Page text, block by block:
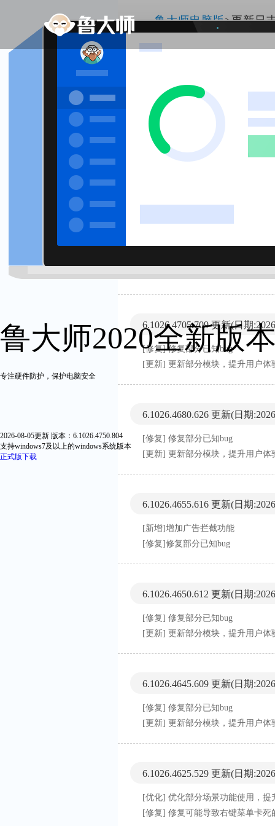
鲁大师2020全新版
专注硬件防护，保护电脑安全
2026-08-05更新 版本：6.1026.4750.804
支持windows7及以上的windows系统版本
正式版下载
鲁大师电脑版>更新日
[更新] 更新部分模块，提升用户体
6.1026.4730.728 更新
6.1026.4705.709 更新(日期
[修复] 修复部分已知bug
[更新] 更新部分模块，提升用户体
6.1026.4680.626 更新(日期
[修复] 修复部分已知bug
[更新] 更新部分模块，提升用户体
6.1026.4655.616 更新(日期
[新增]增加广告拦截功能
[修复]修复部分已知bug
6.1026.4650.612 更新(日期
[修复] 修复部分已知bug
[更新] 更新部分模块，提升用户体
6.1026.4645.609 更新(日期
[修复] 修复部分已知bug
[更新] 更新部分模块，提升用户体
6.1026.4625.529 更新(日期
[优化] 优化部分场景功能使用，提
[修复] 修复可能导致右键菜单卡死